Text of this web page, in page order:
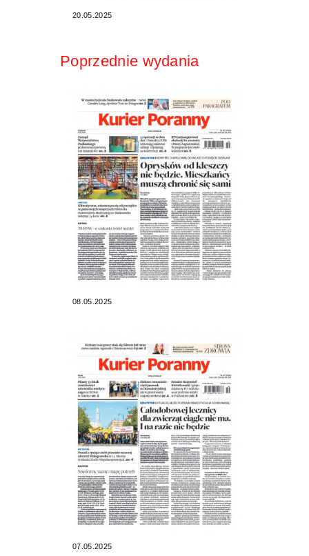
20.05.2025
Poprzednie wydania
08.05.2025
07.05.2025